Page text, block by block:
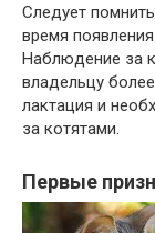
Следует
время
Наблюдение за
владельцу
лактация и
за котятами.
Первые